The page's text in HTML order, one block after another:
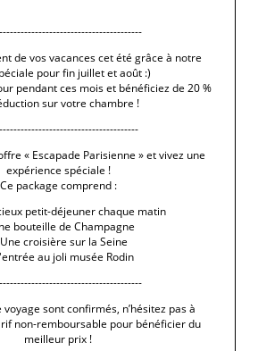
d’un géant de l’art du XX?
AUX ARTICLES
de vos vacances cet été grâce à notre
pour fin juillet et août :)
pendant ces mois et bénéficiez de 20 %
sur votre chambre !
« Escapade Parisienne » et vivez une
expérience spéciale !
Ce package comprend :
petit-déjeuner chaque matin
bouteille de Champagne
croisière sur la Seine
au joli musée Rodin
sont confirmés, n’hésitez pas à
non-remboursable pour bénéficier du
meilleur prix !